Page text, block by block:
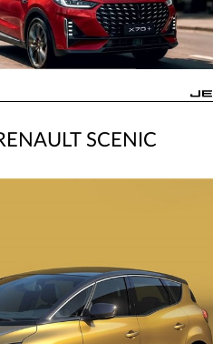
SCENIC